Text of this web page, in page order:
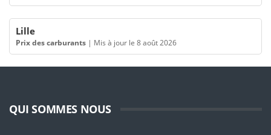
Lille
Prix des carburants | Mis à jour le 8 août 2026
QUI SOMMES NOUS